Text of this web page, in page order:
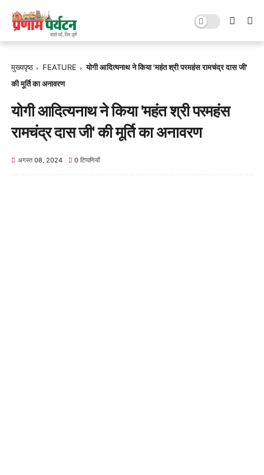
मुख्यपृष्ठ FEATURE
योगी आदित्यनाथ ने किया 'महंत श्री परमहंस रामचंद्र दास जी'
की मूर्ति का अनावरण
योगी आदित्यनाथ ने किया 'महंत श्री परमहंस
रामचंद्र दास जी' की मूर्ति का अनावरण
अगस्त 08, 2024 0 टिप्पणियाँ